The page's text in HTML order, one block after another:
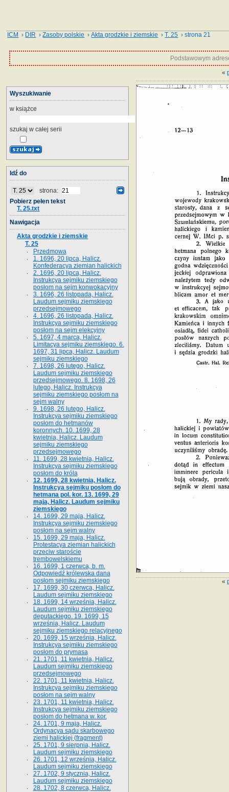
ICM › DIR ›Zasoby polskie ›Akta grodzkie i ziemskie ›T. 25 › strona 21
Podstawowym
«
«
Wyszukiwanie
w książce
szukaj w całej serii
Idź do
strona:
Pobierz pełen tekst
T. 25.txt
Nawigacja
Akta grodzkie i ziemskie
T. 25
Przedmowa
1. 1696, 20 lipca, Halicz.
Konfederacya ziemian halickich
2. 1696, 20 lipca, Halicz.
Instrukcya sejmiku ziemskiego
posłom na sejm konwokacyjny
3. 1696, 26 listopada, Halicz.
Laudum sejmiku ziemskiego
przedsejmowego
4. 1696, 26 listopada, Halicz.
Instrukcya sejmiku ziemskiego
posłom na sejm elekcyjny
5. 1697, 4 marca, Halicz.
Limitacya sejmiku ziemskiego. 6.
1697, 31 lipca, Halicz. Laudum
sejmiku ziemskiego
7. 1698, 26 lutego, Halicz.
Laudum sejmiku ziemskiego
przedsejmowego. 8. 1698, 26
lutego, Halicz. Instrukcya
sejmiku ziemskiego posłom na
sejm walny
9. 1698, 26 lutego, Halicz.
Instrukcya sejmiku ziemskiego
posłom do hetmanów
koronnych. 10. 1699, 28
kwietnia, Halicz. Laudum
sejmiku ziemskiego
przedsejmowego
11. 1699, 28 kwietnia, Halicz.
Instrukcya sejmiku ziemskiego
posłom do króla
12. 1699, 28 kwietnia, Halicz.
Instrukcya sejmiku posłom do
hetmana pol. kor. 13. 1699, 29
maja, Halicz. Laudum sejmiku
ziemskiego
14. 1699, 29 maja, Halicz.
Instrukcya sejmiku ziemskiego
posłom na sejm walny
15. 1699, 29 maja, Halicz.
Protestacya ziemian halickich
przeciw staroście
trembowelskiemu
16. 1699, 1 czerwca, b. m.
Odpowiedź królewska dana
posłom sejmiku ziemskiego
17. 1699, 30 czerwca, Halicz.
Laudum sejmiku ziemskiego
18. 1699, 14 września, Halicz.
Laudum sejmiku ziemskiego
deputackiego. 19. 1699, 15
września, Halicz. Laudum
sejmiku ziemskiego relacyjnego
20. 1699, 15 września, Halicz.
Instrukcya sejmiku ziemskiego
posłom do prymasa
21. 1701, 11 kwietnia, Halicz.
Laudum sejmiku ziemskiego
przedsejmowego
22. 1701, 11 kwietnia, Halicz.
Instrukcya sejmiku ziemskiego
posłom na sejm walny
23. 1701, 11 kwietnia, Halicz.
Instrukcya sejmiku ziemskiego
posłom do hetmana w. kor.
24. 1701, 9 maja, Halicz.
Ordynacya sądu skarbowego
ziemi halickiej (fragment)
25. 1701, 9 sierpnia, Halicz.
Laudum sejmiku ziemskiego
26. 1701, 12 września, Halicz.
Laudum sejmiku ziemskiego
27. 1702, 9 stycznia, Halicz.
Laudum sejmiku ziemskiego
28. 1702, 8 czerwca, Halicz.